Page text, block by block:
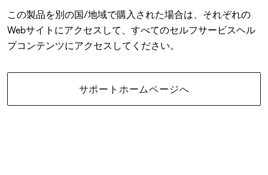
この製品を別の国/地域で購入された場合は、それぞれの
Webサイトにアクセスして、すべてのセルフサービスヘル
プコンテンツにアクセスしてください。
サポートホームページへ